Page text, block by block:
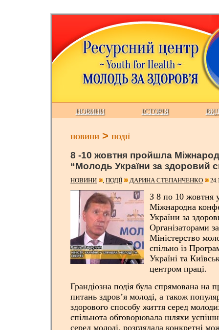
НОВИНИ ІСТОРІЯ
НОВИНИ > ПОДІЇ
8 -10 жовтня пройшла
“Молодь України за здоровий
НОВИНИ , ПОДІЇ ДАРИНА СТЕПАНЧЕНКО
З 8 по 10 жовтня
Міжнародна
України за
Організаторами
Міністерство
спільно із
Україні та
центром праці.
Грандіозна подія була спрямована на
питань здров’я молоді, а також
здорового способу життя серед
спільнота обговорювала шляхи
серед молоді, розглядала конкретні